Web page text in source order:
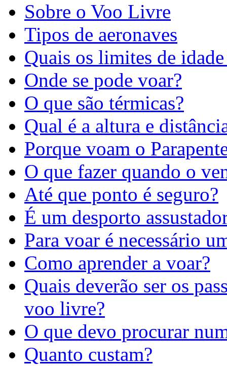
Sobre o Voo Livre
Tipos de aeronaves
Quais os limites de
Onde se pode voar?
O que são térmicas?
Qual é a altura e
Porque voam o
O que fazer quando o
Até que ponto é seguro?
É um desporto
Para voar é necessário
Como aprender a voar?
Quais deverão ser os
voo livre?
O que devo procurar
Quanto custam?